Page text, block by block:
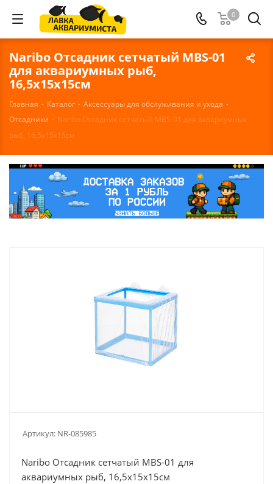
0
Naribo Отсадник сетчатый MBS-01
для аквариумных рыб,
16,5x15x15см
Главная - Каталог - Аксессуары для обслуживания и ухода -
Отсадники - Naribo Отсадник сетчатый MBS-01 для аквариумных
рыб, 16,5x15x15см
Артикул: NR-085985
Naribo Отсадник сетчатый MBS-01 для
аквариумных рыб, 16,5x15x15см